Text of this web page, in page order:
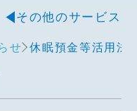
その他のサービス
せ 休眠預金等活用法